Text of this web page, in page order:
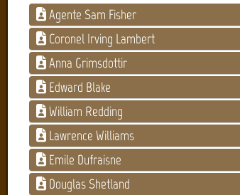
Agente Sam Fisher
Coronel Irving Lambert
Anna Grimsdottir
Edward Blake
William Redding
Lawrence Williams
Emile Dufraisne
Douglas Shetland